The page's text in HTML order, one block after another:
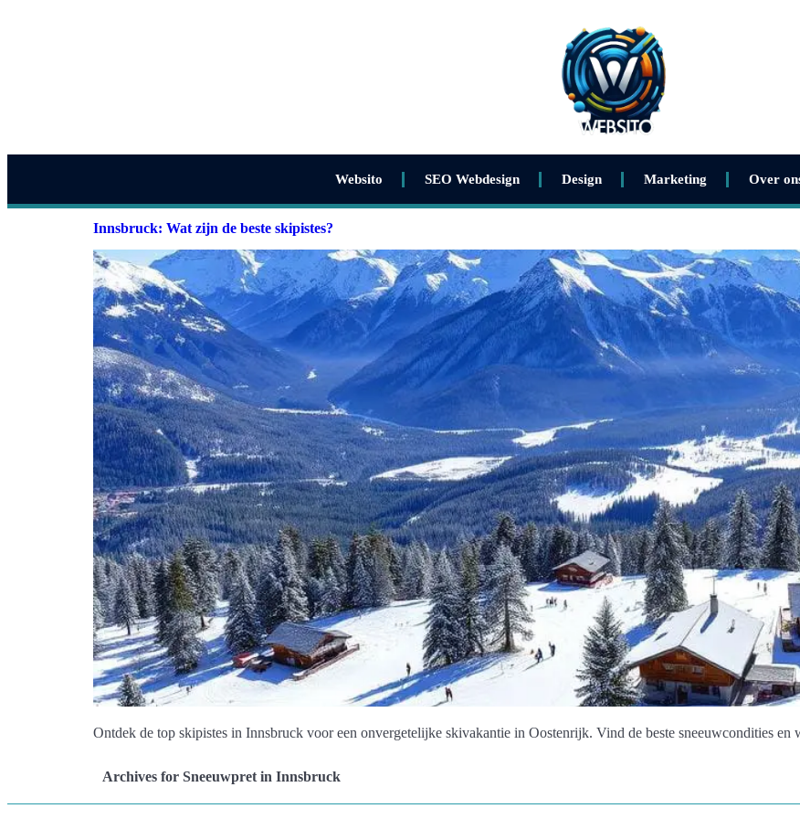
Websito SEO Webdesign Design Marketing Over
Innsbruck: Wat zijn de beste skipistes?
Ontdek de top skipistes in Innsbruck voor een onvergetelijke skivakantie in Oostenrijk. Vind de beste sneeuwcondities en
Archives for Sneeuwpret in Innsbruck